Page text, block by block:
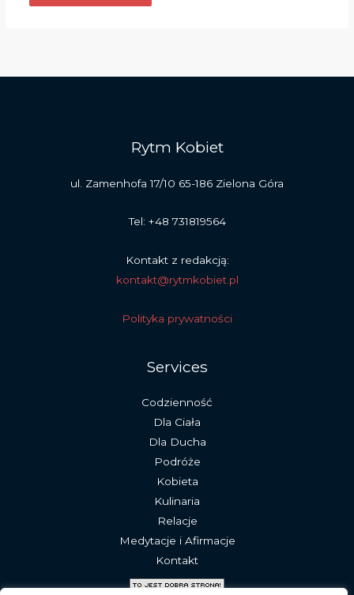
Rytm Kobiet
ul. Zamenhofa 17/10 65-186 Zielona Góra
Tel: +48 731819564
Kontakt z redakcją:
kontakt@rytmkobiet.pl
Polityka prywatności
Services
Codzienność
Dla Ciała
Dla Ducha
Podróże
Kobieta
Kulinaria
Relacje
Medytacje i Afirmacje
Kontakt